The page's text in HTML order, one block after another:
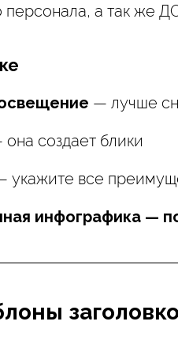
персонала, а так же
— лучше
создает блики
укажите все
инфографика —